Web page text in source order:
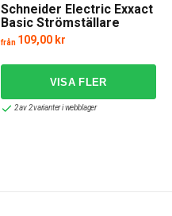
Schneider Electric Exxact
Basic Strömställare
komplett
från 109,00 kr
2 av 2 varianter i webblager